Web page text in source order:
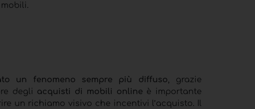
un fenomeno sempre più diffuso, grazie
degli acquisti di mobili online è importante
un richiamo visivo che incentivi l’acquisto. Il